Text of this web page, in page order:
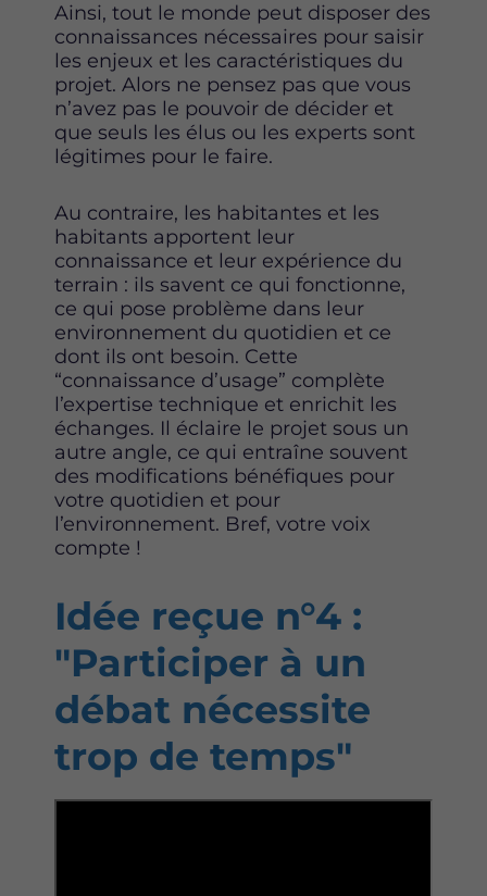
Ainsi, tout le monde peut disposer des
connaissances nécessaires pour saisir
les enjeux et les caractéristiques du
projet. Alors ne pensez pas que vous
n’avez pas le pouvoir de décider et
que seuls les élus ou les experts sont
légitimes pour le faire.
Au contraire, les habitantes et les
habitants apportent leur
connaissance et leur expérience du
terrain : ils savent ce qui fonctionne,
ce qui pose problème dans leur
environnement du quotidien et ce
dont ils ont besoin. Cette
“connaissance d’usage” complète
l’expertise technique et enrichit les
échanges. Il éclaire le projet sous un
autre angle, ce qui entraîne souvent
des modifications bénéfiques pour
votre quotidien et pour
l’environnement. Bref, votre voix
compte !
Idée reçue n°4 :
"Participer à un
débat nécessite
trop de temps"